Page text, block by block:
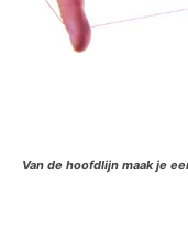
Van de hoofdlijn maak je